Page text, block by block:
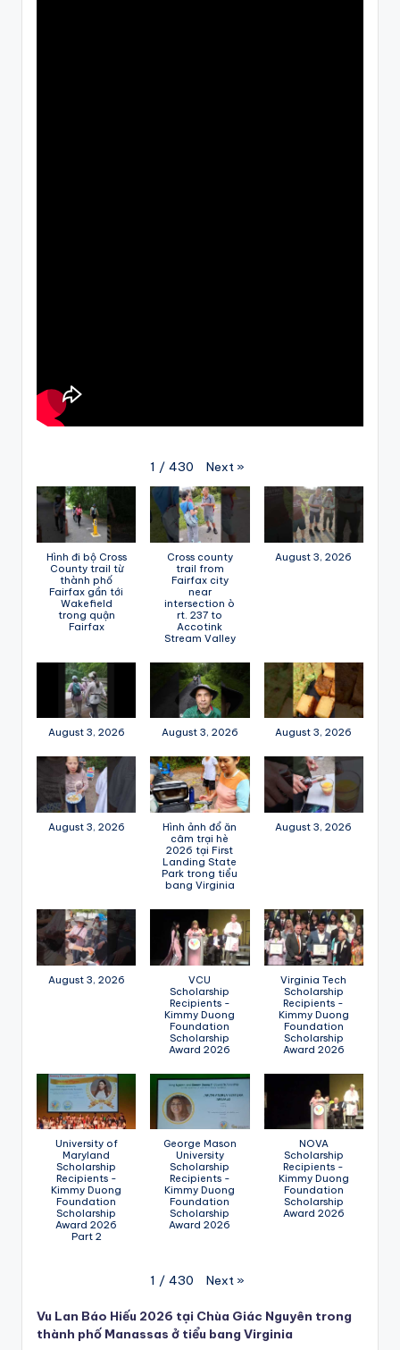
1 / 430 Next »
Hình đi bộ Cross
County trail từ
thành phố
Fairfax gần tới
Wakefield
trong quận
Fairfax
Cross county
trail from
Fairfax city
near
intersection ò
rt. 237 to
Accotink
Stream Valley
August 3, 2026
August 3, 2026 August 3, 2026 August 3, 2026
August 3, 2026
Hình ảnh đổ ăn
câm trại hè
2026 tại First
Landing State
Park trong tiểu
bang Virginia
August 3, 2026
August 3, 2026
VCU
Scholarship
Recipients -
Kimmy Duong
Foundation
Scholarship
Award 2026
Virginia Tech
Scholarship
Recipients -
Kimmy Duong
Foundation
Scholarship
Award 2026
University of
Maryland
Scholarship
Recipients -
Kimmy Duong
Foundation
Scholarship
Award 2026
Part 2
George Mason
University
Scholarship
Recipients -
Kimmy Duong
Foundation
Scholarship
Award 2026
NOVA
Scholarship
Recipients -
Kimmy Duong
Foundation
Scholarship
Award 2026
1 / 430 Next »
Vu Lan Báo Hiếu 2026 tại Chùa Giác Nguyên trong
thành phố Manassas ở tiểu bang Virginia